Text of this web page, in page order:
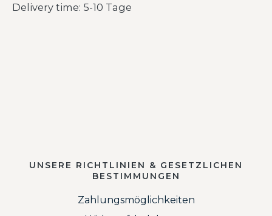
Delivery time: 5-10 Tage
UNSERE RICHTLINIEN & GESETZLICHEN
BESTIMMUNGEN
Zahlungsmöglichkeiten